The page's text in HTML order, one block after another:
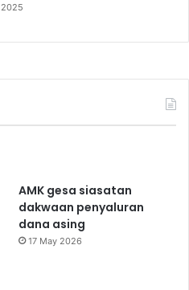
AMK gesa siasatan
dakwaan penyaluran
dana asing
17 May 2026